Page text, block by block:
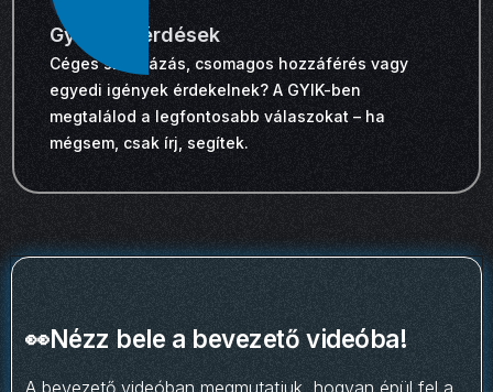
Gyakori kérdések
Céges számlázás, csomagos hozzáférés vagy
egyedi igények érdekelnek? A GYIK-ben
megtalálod a legfontosabb válaszokat – ha
mégsem, csak írj, segítek.
👀Nézz bele a bevezető videóba!
A bevezető videóban megmutatjuk, hogyan épül fel a